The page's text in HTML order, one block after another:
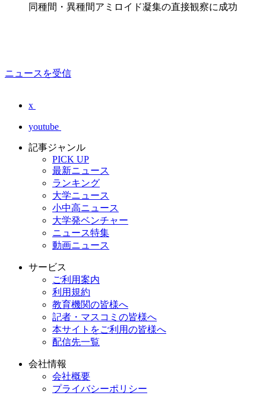
同種間・異種間アミロイド凝集の直接観察に成功
ニュースを受信
x
youtube
記事ジャンル
PICK UP
最新ニュース
ランキング
大学ニュース
小中高ニュース
大学発ベンチャー
ニュース特集
動画ニュース
サービス
ご利用案内
利用規約
教育機関の皆様へ
記者・マスコミの皆様へ
本サイトをご利用の皆様へ
配信先一覧
会社情報
会社概要
プライバシーポリシー